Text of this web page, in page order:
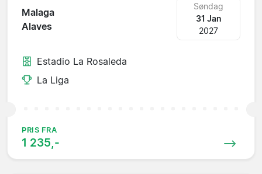
Malaga
Alaves
Søndag
31 Jan
2027
Estadio La Rosaleda
La Liga
PRIS FRA
1 235,-